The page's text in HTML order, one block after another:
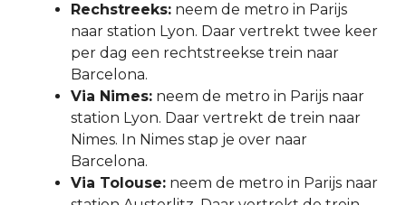
Rechstreeks: neem de metro in Parijs
naar station Lyon. Daar vertrekt twee keer
per dag een rechtstreekse trein naar
Barcelona.
Via Nimes: neem de metro in Parijs naar
station Lyon. Daar vertrekt de trein naar
Nimes. In Nimes stap je over naar
Barcelona.
Via Tolouse: neem de metro in Parijs naar